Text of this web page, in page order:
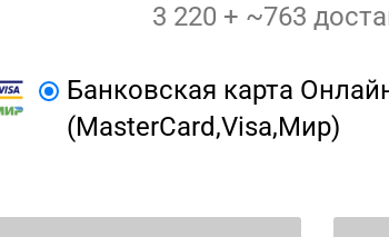
3 220 + ~763
Банковская карта
(MasterCard,Visa,Мир)